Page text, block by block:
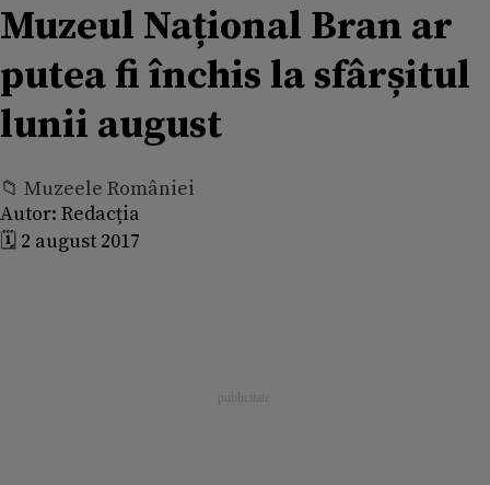
Muzeul Național Bran ar
putea fi închis la sfârșitul
lunii august
📁 Muzeele României
Autor: Redacția
🗓️ 2 august 2017